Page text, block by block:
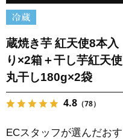
蔵焼き芋 紅天使8本入
り×2箱＋干し芋紅天使
丸干し180g×2袋
4.8 （78）
ECスタッフが選んだおす